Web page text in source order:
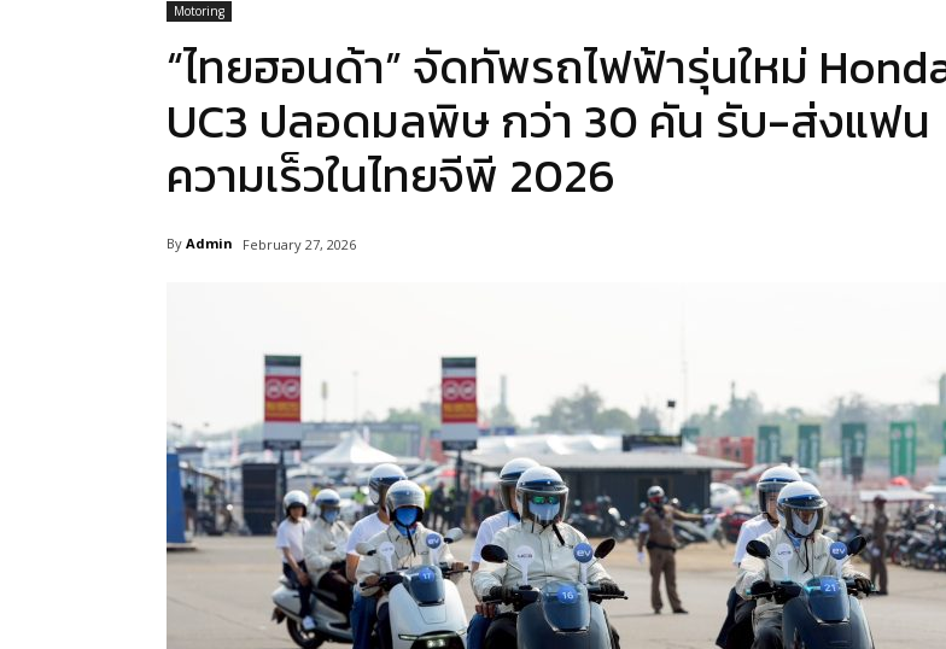
Motoring
“ไทยฮอนด้า” จัดทัพรถไฟฟ้ารุ่นใหม่
UC3 ปลอดมลพิษ กว่า 30 คัน รับ-ส่งแฟน
ความเร็วในไทยจีพี 2026
By Admin February 27, 2026